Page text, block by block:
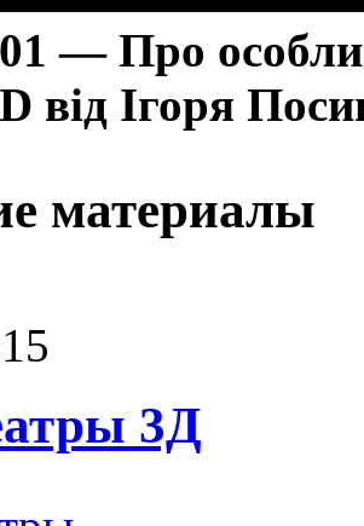
— Про
від Ігоря
материалы
3Д